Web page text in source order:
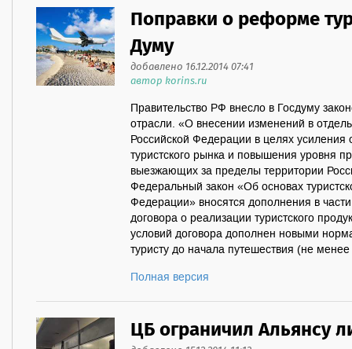
Поправки о реформе
Думу
добавлено 16.12.2014 07:41
автор korins.ru
Правительство РФ внесло в Госдуму
отрасли. «О внесении изменений в
Российской Федерации в целях усиления
туристского рынка и повышения уровня
выезжающих за пределы территории
Федеральный закон «Об основах
Федерации» вносятся дополнения в
договора о реализации туристского
условий договора дополнен новыми
туристу до начала путешествия (не
Полная версия
ЦБ ограничил Альянсу